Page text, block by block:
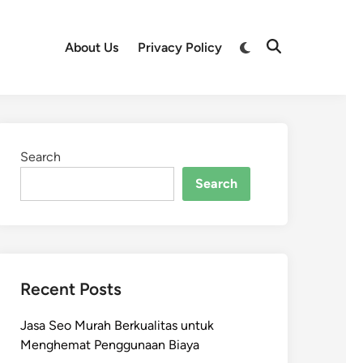
About Us Privacy Policy
Switch
Open
Search
Search
Recent Posts
Jasa Seo Murah Berkualitas untuk
Menghemat Penggunaan Biaya